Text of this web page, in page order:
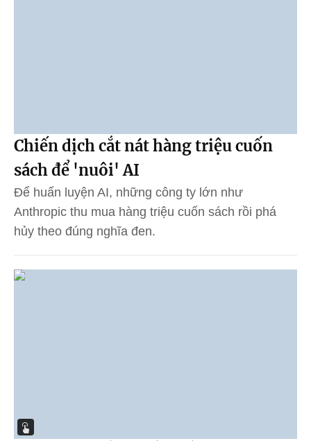
Chiến dịch cắt nát hàng triệu cuốn
sách để 'nuôi' AI
Để huấn luyện AI, những công ty lớn như
Anthropic thu mua hàng triệu cuốn sách rồi phá
hủy theo đúng nghĩa đen.